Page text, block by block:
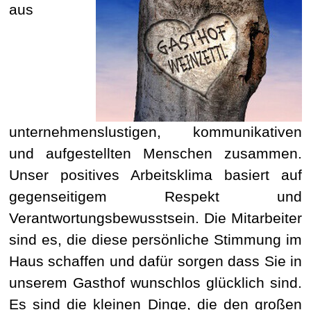
aus
unternehmenslustigen, kommunikativen
und aufgestellten Menschen zusammen.
Unser positives Arbeitsklima basiert auf
gegenseitigem Respekt und
Verantwortungsbewusstsein. Die Mitarbeiter
sind es, die diese persönliche Stimmung im
Haus schaffen und dafür sorgen dass Sie in
unserem Gasthof wunschlos glücklich sind.
Es sind die kleinen Dinge, die den großen